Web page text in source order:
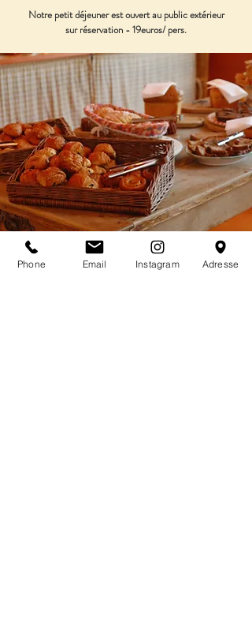
Notre petit déjeuner est ouvert au publicextérieur
sur réservation - 19euros/ pers.
Phone Email Instagram Adresse